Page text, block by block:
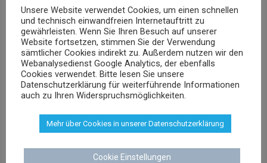
Rechtsanwalt und Fachanwalt für gewerblichen
Rechtsschutz
EMAIL sschenk@dr-schenk.net
TEL 0421 566 38 780
Unsere Website verwendet Cookies, um einen schnellen
und technisch einwandfreien Internetauftritt zu
gewährleisten. Wenn Sie Ihren Besuch auf unserer
Website fortsetzen, stimmen Sie der Verwendung
sämtlicher Cookies indirekt zu. Außerdem nutzen wir den
Webanalysedienst Google Analytics, der ebenfalls
Cookies verwendet. Bitte lesen Sie unsere
Datenschutzerklärung für weiterführende Informationen
auch zu Ihren Widerspruchsmöglichkeiten.
Mehr über Cookies in unserer Datenschutzerklärung
Cookie Einstellungen